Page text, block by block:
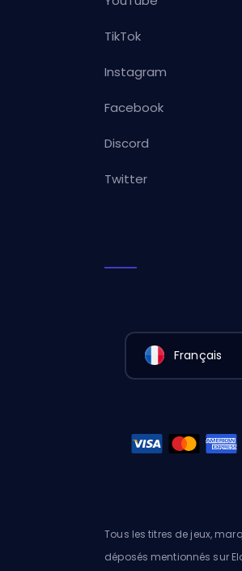
TikTok
Instagram
Facebook
Discord
Twitter
Français
Tous les titres de jeux,
déposés mentionnés sur